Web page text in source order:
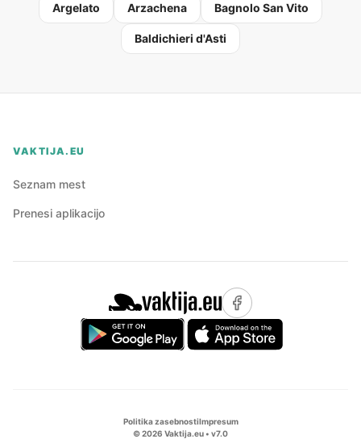
Argelato Arzachena Bagnolo San Vito
Baldichieri d'Asti
VAKTIJA.EU
Seznam mest
Prenesi aplikacijo
Politika zasebnostiImpresum
©2026 Vaktija.eu • v7.0